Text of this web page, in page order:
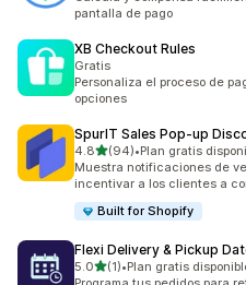
pantalla de pago
XB Checkout Rules
Gratis
Personaliza el proceso de
opciones
SpurIT Sales Pop‑up
4.8de 5 estrellas
(94)
94 reseñas en total
•Plan gratis
Muestra notificaciones de
incentivar a los clientes a
Built for Shopify
Flexi Delivery & Pickup
5.0de 5 estrellas
(1)
1 reseñas en total
•Plan gratis